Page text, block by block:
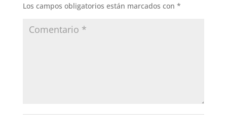
Los campos obligatorios están marcados con *